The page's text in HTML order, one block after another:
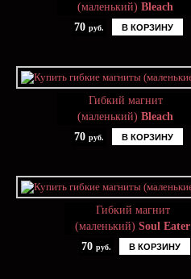
(маленький) Bleach
70 руб. В КОРЗИНУ
Гибкий магнит
(маленький) Bleach
70 руб. В КОРЗИНУ
Гибкий магнит
(маленький) Soul Eater
70 руб. В КОРЗИНУ